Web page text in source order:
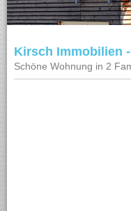
Kirsch Immobilien
Schöne Wohnung in 2